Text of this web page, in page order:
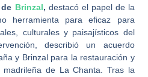
Brinzal, destacó el papel de la
herramienta para eficaz para
culturales y paisajísticos del
describió un acuerdo
y Brinzal para la restauración y
de La Chanta. Tras la